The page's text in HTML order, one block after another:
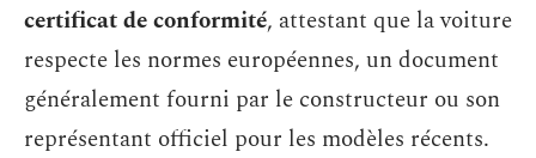
certificat de conformité, attestant que la voiture
respecte les normes européennes, un document
généralement fourni par le constructeur ou son
représentant officiel pour les modèles récents.